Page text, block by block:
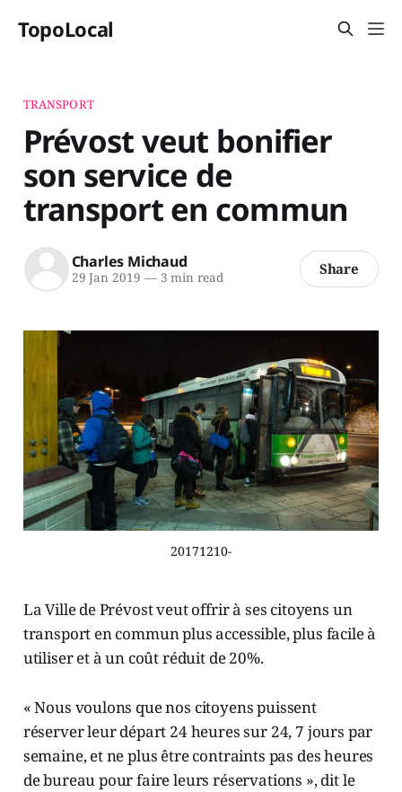
TopoLocal
TRANSPORT
Prévost veut bonifier
son service de
transport en commun
Charles Michaud
29 Jan 2019 —3 min read Share
20171210-
La Ville de Prévost veut offrir à ses citoyens un
transport en commun plus accessible, plus facile à
utiliser et à un coût réduit de 20%.
« Nous voulons que nos citoyens puissent
réserver leur départ 24 heures sur 24, 7 jours par
semaine, et ne plus être contraints pas des heures
de bureau pour faire leurs réservations », dit le